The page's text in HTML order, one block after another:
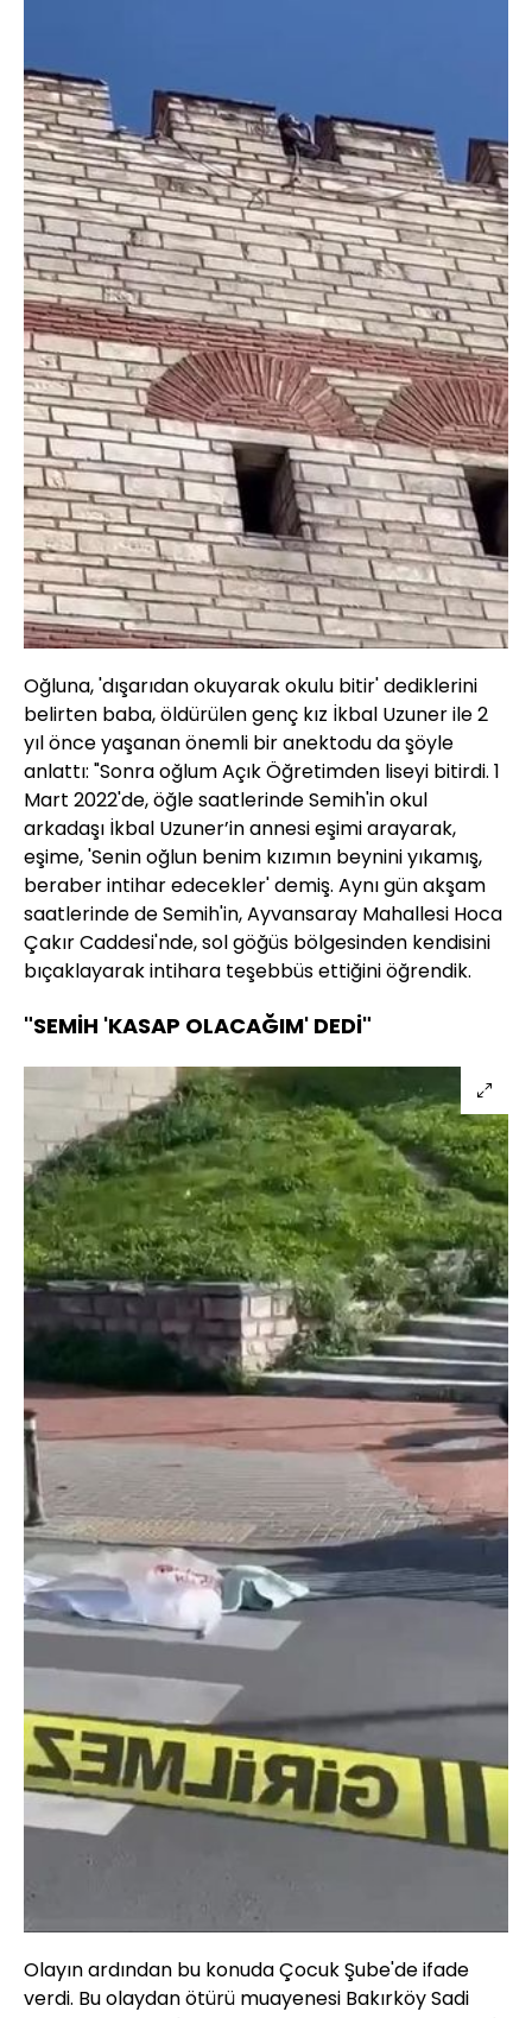
Oğluna, 'dışarıdan okuyarak okulu bitir' dediklerini
belirten baba, öldürülen genç kız İkbal Uzuner ile 2
yıl önce yaşanan önemli bir anektodu da şöyle
anlattı: "Sonra oğlum Açık Öğretimden liseyi bitirdi. 1
Mart 2022'de, öğle saatlerinde Semih'in okul
arkadaşı İkbal Uzuner’in annesi eşimi arayarak,
eşime, 'Senin oğlun benim kızımın beynini yıkamış,
beraber intihar edecekler' demiş. Aynı gün akşam
saatlerinde de Semih'in, Ayvansaray Mahallesi Hoca
Çakır Caddesi'nde, sol göğüs bölgesinden kendisini
bıçaklayarak intihara teşebbüs ettiğini öğrendik.
"SEMİH 'KASAP OLACAĞIM' DEDİ"
Olayın ardından bu konuda Çocuk Şube'de ifade
verdi. Bu olaydan ötürü muayenesi Bakırköy Sadi